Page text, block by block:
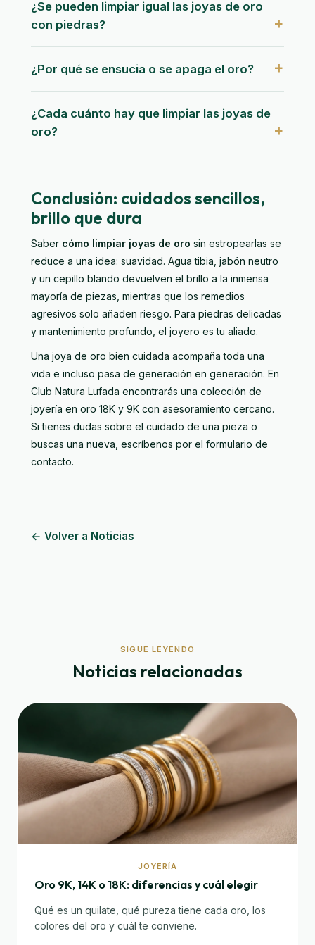
¿Se pueden limpiar igual las joyas de oro
con piedras?
¿Por qué se ensucia o se apaga el oro?
¿Cada cuánto hay que limpiar las joyas de
oro?
Conclusión: cuidados sencillos,
brillo que dura
Saber cómo limpiar joyas de oro sin estropearlas se
reduce a una idea: suavidad. Agua tibia, jabón neutro
y un cepillo blando devuelven el brillo a la inmensa
mayoría de piezas, mientras que los remedios
agresivos solo añaden riesgo. Para piedras delicadas
y mantenimiento profundo, el joyero es tu aliado.
Una joya de oro bien cuidada acompaña toda una
vida e incluso pasa de generación en generación. En
Club Natura Lufada encontrarás una colección de
joyería en oro 18K y 9K con asesoramiento cercano.
Si tienes dudas sobre el cuidado de una pieza o
buscas una nueva, escríbenos por el formulario de
contacto.
← Volver a Noticias
SIGUE LEYENDO
Noticias relacionadas
JOYERÍA
Oro 9K, 14K o 18K: diferencias y cuál elegir
Qué es un quilate, qué pureza tiene cada oro, los
colores del oro y cuál te conviene.